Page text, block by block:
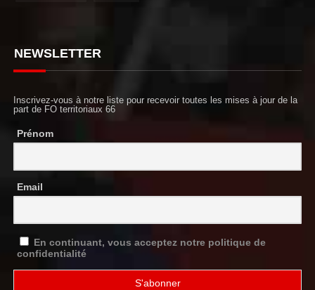
NEWSLETTER
Inscrivez-vous à notre liste pour recevoir toutes les mises à jour de la
part de FO territoriaux 66
Prénom
Email
En continuant, vous acceptez notre politique de
confidentialité